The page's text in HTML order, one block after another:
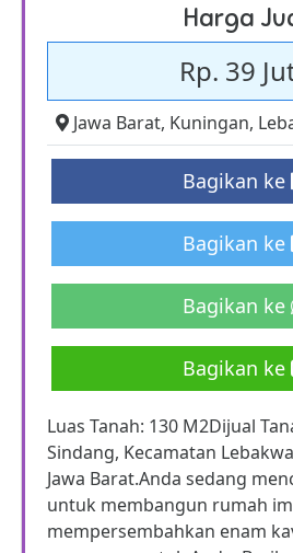
Harga
Rp. 39
Jawa Barat, Kuningan,
Bagikan ke
Bagikan ke
Bagikan ke
Bagikan ke
Luas Tanah: 130 M2Dijual
Sindang, Kecamatan
Jawa Barat.Anda sedang
untuk membangun rumah
mempersembahkan enam